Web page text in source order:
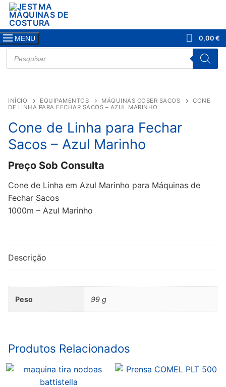
Saltar
para
conteúdo
MENU 0,00€
PRODUCTS
SEARCH
INÍCIO EQUIPAMENTOS MÁQUINAS COSER SACOS
CONE
DE LINHA PARA FECHAR SACOS – AZUL MARINHO
Cone de Linha para Fechar
Sacos – Azul Marinho
Preço Sob Consulta
Cone de Linha em Azul Marinho para Máquinas de
Fechar Sacos
1000m – Azul Marinho
Descrição
Peso 99 g
Produtos Relacionados